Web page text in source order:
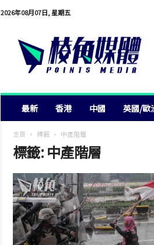
2026年08月07日, 星期五
最新 香港 中國 英國/歐
主頁 標籤 中產階層
標籤: 中產階層